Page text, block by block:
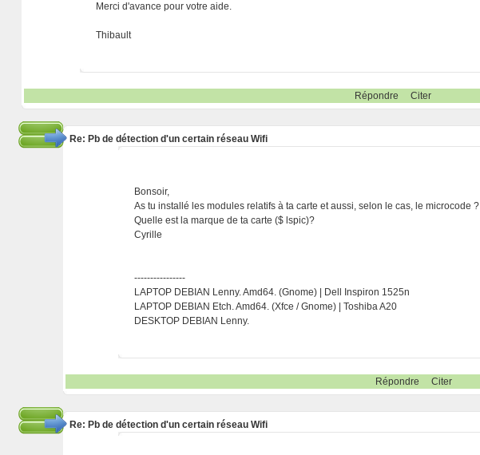
Merci d'avance pour votre aide.
Thibault
Répondre Citer
Re: Pb de détection d'un certain réseau Wifi
Bonsoir,
As tu installé les modules relatifs à ta carte et aussi, selon le cas, le microcode ?
Quelle est la marque de ta carte ($ lspic)?
Cyrille
----------------
LAPTOP DEBIAN Lenny. Amd64. (Gnome) | Dell Inspiron 1525n
LAPTOP DEBIAN Etch. Amd64. (Xfce / Gnome) | Toshiba A20
DESKTOP DEBIAN Lenny.
Répondre Citer
Re: Pb de détection d'un certain réseau Wifi